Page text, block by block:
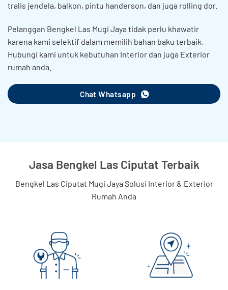
tralis jendela, balkon, pintu handerson, dan juga rolling dor.
Pelanggan Bengkel Las Mugi Jaya tidak perlu khawatir
karena kami selektif dalam memilih bahan baku terbaik.
Hubungi kami untuk kebutuhan Interior dan juga Exterior
rumah anda.
Chat Whatsapp
Jasa Bengkel Las Ciputat Terbaik
Bengkel Las Ciputat Mugi Jaya Solusi Interior & Exterior
Rumah Anda